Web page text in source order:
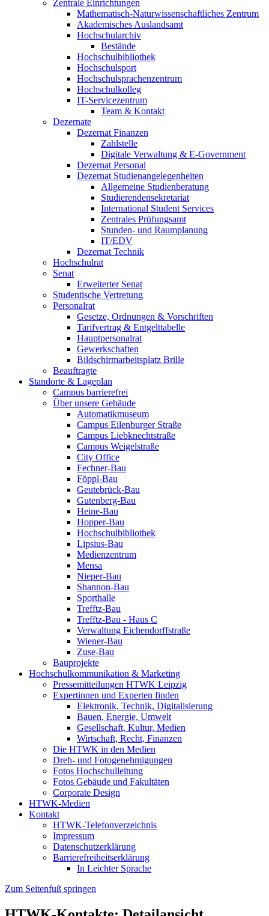
Zentrale Einrichtungen
Mathematisch-Naturwissenschaftliches Zentrum
Akademisches Auslandsamt
Hochschularchiv
Bestände
Hochschulbibliothek
Hochschulsport
Hochschulsprachenzentrum
Hochschulkolleg
IT-Servicezentrum
Team & Kontakt
Dezernate
Dezernat Finanzen
Zahlstelle
Digitale Verwaltung & E-Government
Dezernat Personal
Dezernat Studienangelegenheiten
Allgemeine Studienberatung
Studierendensekretariat
International Student Services
Zentrales Prüfungsamt
Stunden- und Raumplanung
IT/EDV
Dezernat Technik
Hochschulrat
Senat
Erweiterter Senat
Studentische Vertretung
Personalrat
Gesetze, Ordnungen & Vorschriften
Tarifvertrag & Entgelttabelle
Hauptpersonalrat
Gewerkschaften
Bildschirmarbeitsplatz Brille
Beauftragte
Standorte & Lageplan
Campus barrierefrei
Über unsere Gebäude
Automatikmuseum
Campus Eilenburger Straße
Campus Liebknechtstraße
Campus Weigelstraße
City Office
Fechner-Bau
Föppl-Bau
Geutebrück-Bau
Gutenberg-Bau
Heine-Bau
Hopper-Bau
Hochschulbibliothek
Lipsius-Bau
Medienzentrum
Mensa
Nieper-Bau
Shannon-Bau
Sporthalle
Trefftz-Bau
Trefftz-Bau - Haus C
Verwaltung Eichendorffstraße
Wiener-Bau
Zuse-Bau
Bauprojekte
Hochschulkommunikation & Marketing
Pressemitteilungen HTWK Leipzig
Expertinnen und Experten finden
Elektronik, Technik, Digitalisierung
Bauen, Energie, Umwelt
Gesellschaft, Kultur, Medien
Wirtschaft, Recht, Finanzen
Die HTWK in den Medien
Dreh- und Fotogenehmigungen
Fotos Hochschulleitung
Fotos Gebäude und Fakultäten
Corporate Design
HTWK-Medien
Kontakt
HTWK-Telefonverzeichnis
Impressum
Datenschutzerklärung
Barrierefreiheitserklärung
In Leichter Sprache
Zum Seitenfuß springen